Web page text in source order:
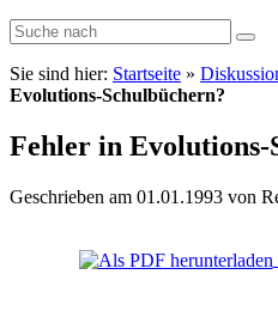
Sie sind hier: Startseite »
Evolutions-Schulbüchern?
Fehler in Evolutions-
Geschrieben am 01.01.1993 von